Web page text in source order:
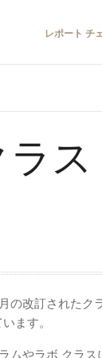
レポート チ
の改訂された
ます。
ムやラボ クラ